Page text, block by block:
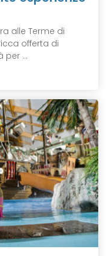
alle Terme di
offerta di
per ...